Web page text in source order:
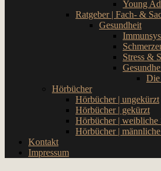
Young
Ratgeber | Fach- &
Gesundheit
Stress &
Die
Hörbücher
Hörbücher | ungekürzt
Hörbücher | gekürzt
Hörbücher | weibliche
Hörbücher |
Kontakt
Impressum